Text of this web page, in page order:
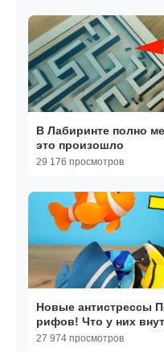
В Лабиринте полно
это произошло
29 176 просмотров
Новые антистрессы
рифов! Что у них
27 974 просмотров